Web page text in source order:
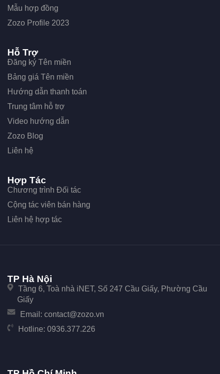
Mẫu hợp đồng
Zozo Profile 2023
Hỗ Trợ
Đăng ký Tên miền
Bảng giá Tên miền
Hướng dẫn thanh toán
Trung tâm hỗ trợ
Video hướng dẫn
Zozo Blog
Liên hệ
Hợp Tác
Chương trình Đối tác
Cộng tác viên bán hàng
Liên hệ hợp tác
TP Hà Nội
Tầng 6, Toà nhà iNET, Số 247 Cầu Giấy, Phường Cầu
Giấy
Email: contact@zozo.vn
Hotline: 0936.377.226